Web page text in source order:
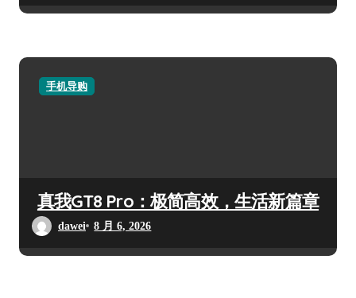
手机导购
真我GT8 Pro：极简高效，生活新篇章
dawei 8 月 6, 2026